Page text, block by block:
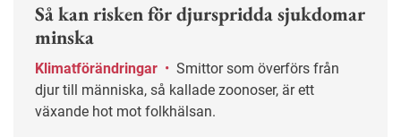
Så kan risken för djurspridda sjukdomar
minska
Klimatförändringar •
djur till människa, så kallade zoonoser, är ett
växande hot mot folkhälsan.